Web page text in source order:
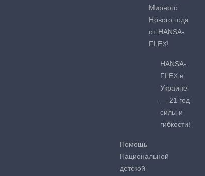
Мирного
Нового года
от HANSA-
FLEX!
HANSA-
FLEX в
Украине
— 21 год
силы и
гибкости!
Помощь
Национальной
детской